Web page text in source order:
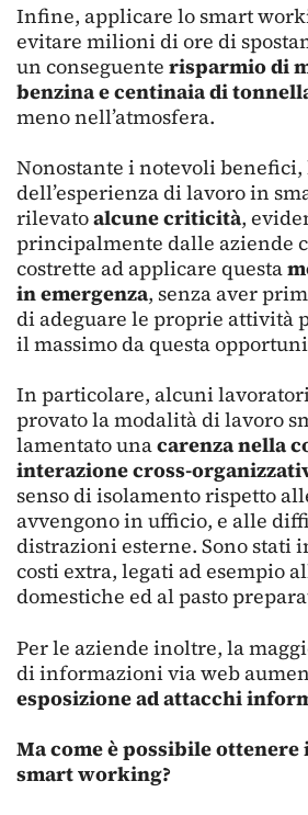
Infine, applicare lo smart
evitare milioni di ore di
un conseguente risparmio di
benzina e centinaia di
meno nell’atmosfera.
Nonostante i notevoli benefici,
dell’esperienza di lavoro in
rilevatoalcune criticità,
principalmente dalle aziende
costrette ad applicare questa
in emergenza, senza aver
di adeguare le proprie attività
il massimo da questa
In particolare, alcuni
provato la modalità di lavoro
lamentato unacarenza nella
interazione cross-
senso di isolamento rispetto
avvengono in ufficio, e alle
distrazioni esterne. Sono stati
costi extra, legati ad esempio
domestiche ed al pasto
Per le aziende inoltre, la
di informazioni via web
esposizione ad attacchi
Ma come è possibile
smart working?